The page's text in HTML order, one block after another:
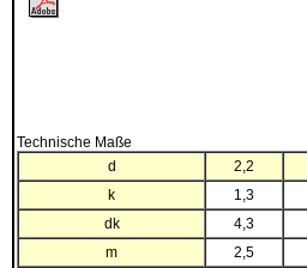
Technische Maße
d
2,2
k
1,3
dk
4,3
m
2,5